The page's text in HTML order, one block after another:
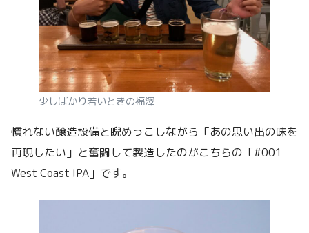
少しばかり若いときの福澤
慣れない醸造設備と睨めっこしながら「あの思い出の味を
再現したい」と奮闘して製造したのがこちらの「#001
West Coast IPA」です。